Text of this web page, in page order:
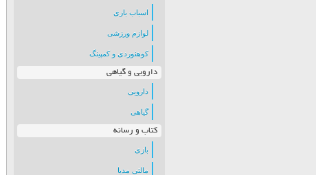
اسباب بازی
لوازم ورزشی
کوهنوردی و کمپینگ
دارویی و گیاهی
دارویی
گیاهی
کتاب و رسانه
بازی
مالتی مدیا